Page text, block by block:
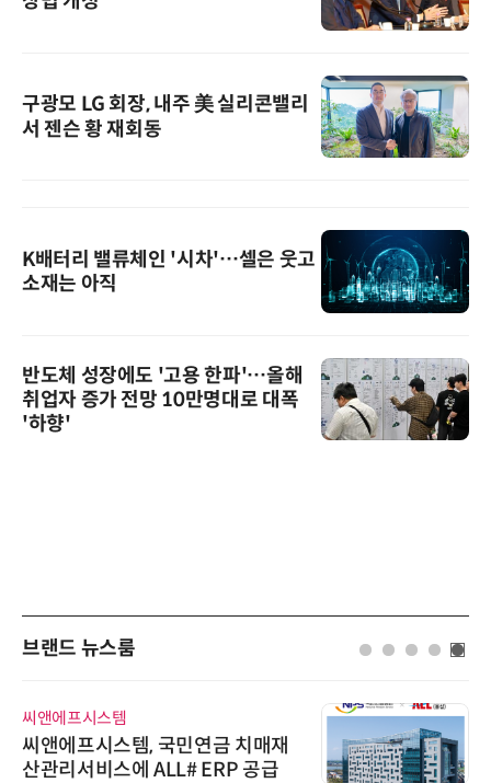
구광모 LG 회장, 내주 美 실리콘밸리
서 젠슨 황 재회동
K배터리 밸류체인 '시차'…셀은 웃고
소재는 아직
반도체 성장에도 '고용 한파'…올해
취업자 증가 전망 10만명대로 대폭
'하향'
브랜드 뉴스룸
씨앤에프시스템
씨앤에프시스템, 국민연금 치매재
산관리서비스에 ALL# ERP 공급